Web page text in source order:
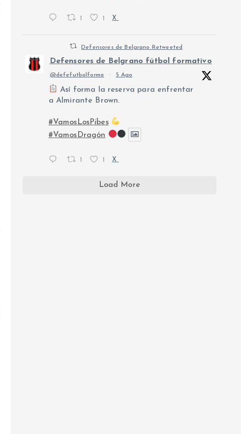
1 1 X
Defensores de Belgrano Retweeted
Defensores de Belgrano fútbol formativo
@defefutbolforma · 5 Ago
Así forma la reserva para enfrentar
a Almirante Brown.
#VamosLosPibes
#VamosDragón
1 1 X
Load More